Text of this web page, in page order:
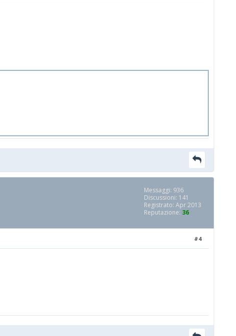
Messaggi: 936
Discussioni: 141
Registrato: Apr 2013
Reputazione: 36
#4